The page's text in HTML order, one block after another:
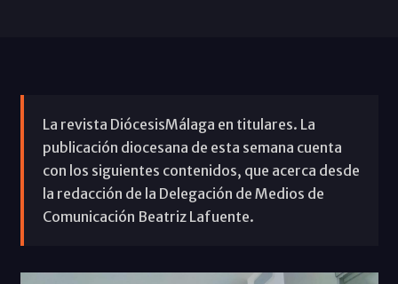
La revista DiócesisMálaga en titulares. La
publicación diocesana de esta semana cuenta
con los siguientes contenidos, que acerca desde
la redacción de la Delegación de Medios de
Comunicación Beatriz Lafuente.